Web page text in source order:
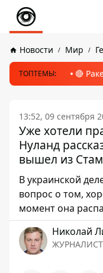
Новости Мир
ТОПТЕМЫ: 🔴
13:52, 09 сентября
Уже хотели
Нуланд
вышел из
В украинской
вопрос о том,
момент она
Николай
ЖУРНАЛИСТ